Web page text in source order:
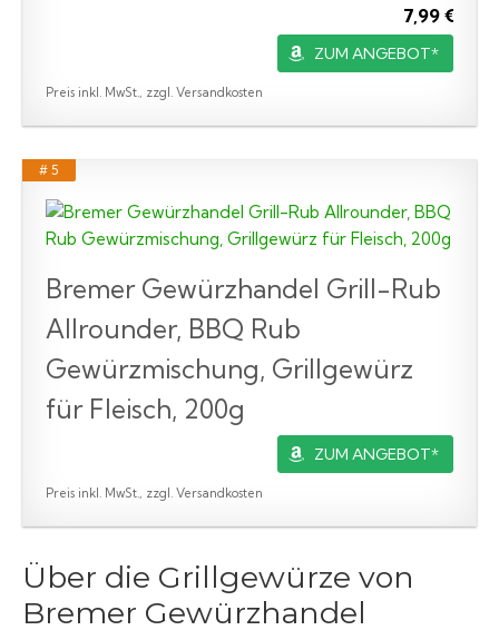
7,99 €
ZUM ANGEBOT*
Preis inkl. MwSt., zzgl. Versandkosten
# 5
Bremer Gewürzhandel Grill-Rub
Allrounder, BBQ Rub
Gewürzmischung, Grillgewürz
für Fleisch, 200g
ZUM ANGEBOT*
Preis inkl. MwSt., zzgl. Versandkosten
Über die Grillgewürze von
Bremer Gewürzhandel